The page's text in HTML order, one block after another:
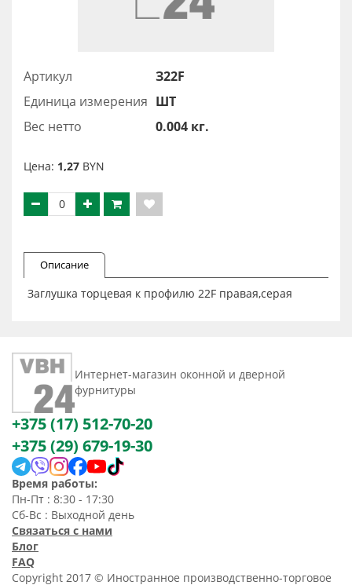
Артикул
З22F
Единица измерения ШТ
Вес нетто
0.004 кг.
Цена: 1,27 BYN
Описание
Заглушка торцевая к профилю 22F правая,серая
Интернет-магазин оконной и дверной
фурнитуры
+375 (17) 512-70-20
+375 (29) 679-19-30
Время работы:
Пн-Пт : 8:30 - 17:30
Сб-Вс : Выходной день
Связаться с нами
Блог
FAQ
Copyright 2017 © Иностранное производственно-торговое